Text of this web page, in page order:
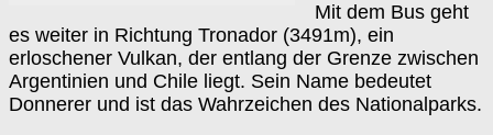
Mit dem Bus geht
es weiter in Richtung Tronador (3491m), ein
erloschener Vulkan, der entlang der Grenze zwischen
Argentinien und Chile liegt. Sein Name bedeutet
Donnerer und ist das Wahrzeichen des Nationalparks.